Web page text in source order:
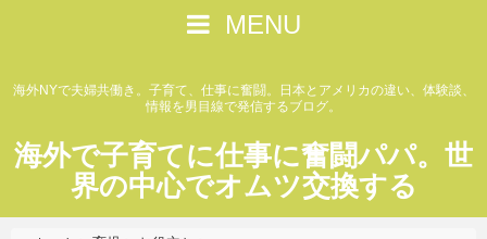
MENU
海外NYで夫婦共働き。子育て、仕事に奮闘。日本とアメリカの違い、体験談、
情報を男目線で発信するブログ。
海外で子育てに仕事に奮闘パパ。世
界の中心でオムツ交換する